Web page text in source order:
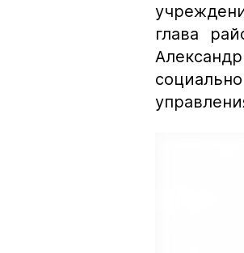
глава